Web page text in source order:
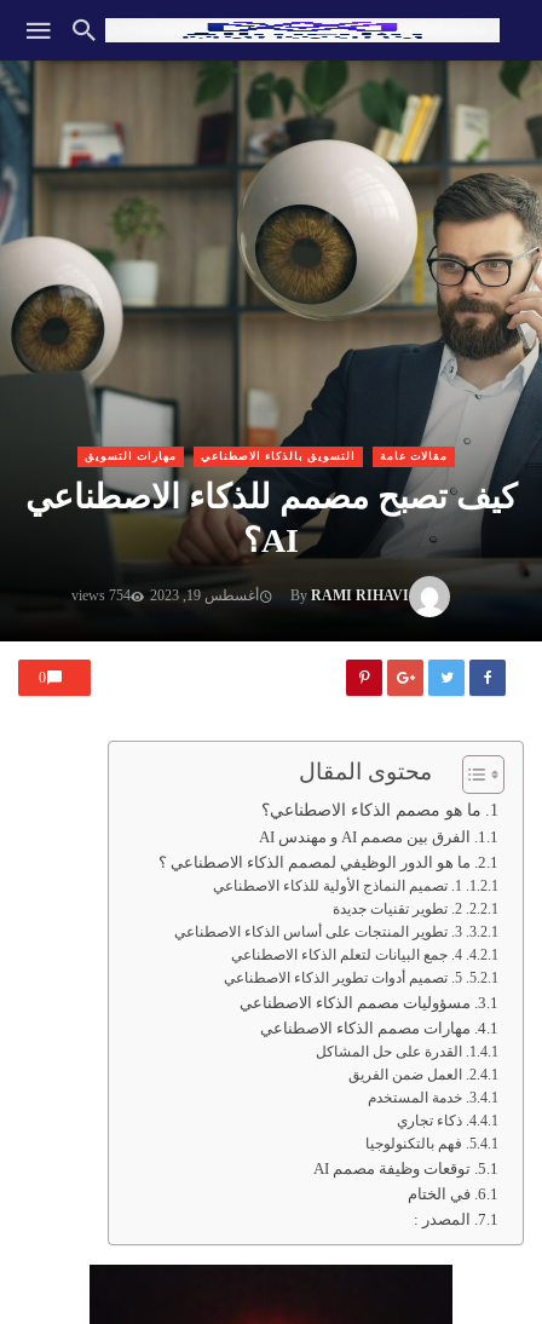
مقالات عامة التسويق بالذكاء الاصطناعي مهارات التسويق
كيف تصبح مصمم للذكاء الاصطناعي
AI؟
By RAMI RIHAVI أغسطس 19, 2023 754 views
0
محتوى المقال
ما هو مصمم الذكاء الاصطناعي؟
الفرق بين مصمم AI و مهندس AI
ما هو الدور الوظيفي لمصمم الذكاء الاصطناعي ؟
1. تصميم النماذج الأولية للذكاء الاصطناعي
2. تطوير تقنيات جديدة
3. تطوير المنتجات على أساس الذكاء الاصطناعي
4. جمع البيانات لتعلم الذكاء الاصطناعي
5. تصميم أدوات تطوير الذكاء الاصطناعي
مسؤوليات مصمم الذكاء الاصطناعي
مهارات مصمم الذكاء الاصطناعي
القدرة على حل المشاكل
العمل ضمن الفريق
خدمة المستخدم
ذكاء تجاري
فهم بالتكنولوجيا
توقعات وظيفة مصمم AI
في الختام
المصدر :